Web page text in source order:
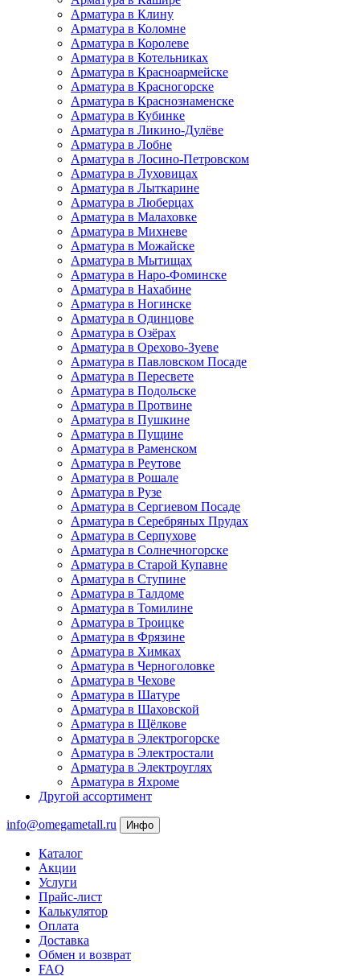
Арматура в Клину
Арматура в Коломне
Арматура в Королеве
Арматура в Котельниках
Арматура в Красноармейске
Арматура в Красногорске
Арматура в Краснознаменске
Арматура в Кубинке
Арматура в Ликино-Дулёве
Арматура в Лобне
Арматура в Лосино-Петровском
Арматура в Луховицах
Арматура в Лыткарине
Арматура в Люберцах
Арматура в Малаховке
Арматура в Михневе
Арматура в Можайске
Арматура в Мытищах
Арматура в Наро-Фоминске
Арматура в Нахабине
Арматура в Ногинске
Арматура в Одинцове
Арматура в Озёрах
Арматура в Орехово-Зуеве
Арматура в Павловском Посаде
Арматура в Пересвете
Арматура в Подольске
Арматура в Протвине
Арматура в Пушкине
Арматура в Пущине
Арматура в Раменском
Арматура в Реутове
Арматура в Рошале
Арматура в Рузе
Арматура в Сергиевом Посаде
Арматура в Серебряных Прудах
Арматура в Серпухове
Арматура в Солнечногорске
Арматура в Старой Купавне
Арматура в Ступине
Арматура в Талдоме
Арматура в Томилине
Арматура в Троицке
Арматура в Фрязине
Арматура в Химках
Арматура в Черноголовке
Арматура в Чехове
Арматура в Шатуре
Арматура в Шаховской
Арматура в Щёлкове
Арматура в Электрогорске
Арматура в Электростали
Арматура в Электроуглях
Арматура в Яхроме
Другой ассортимент
info@omegametall.ru Инфо
Каталог
Акции
Услуги
Прайс-лист
Калькулятор
Оплата
Доставка
Обмен и возврат
FAQ